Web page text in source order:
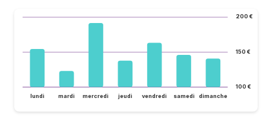
100 €
150 €
200 €
lundi mardi mercredi jeudi vendredi samedi dimanche